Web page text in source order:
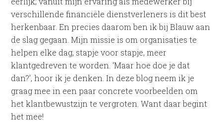
verschillende financiële dienstverleners is dit best
herkenbaar. En precies daarom ben ik bij Blauw aan
de slag gegaan. Mijn missie is om organisaties te
helpen elke dag, stapje voor stapje, meer
klantgedreven te worden. ‘Maar hoe doe je dat
dan?’, hoor ik je denken. In deze blog neem ik je
graag mee in een paar concrete voorbeelden om
het klantbewustzijn te vergroten. Want daar begint
het mee!